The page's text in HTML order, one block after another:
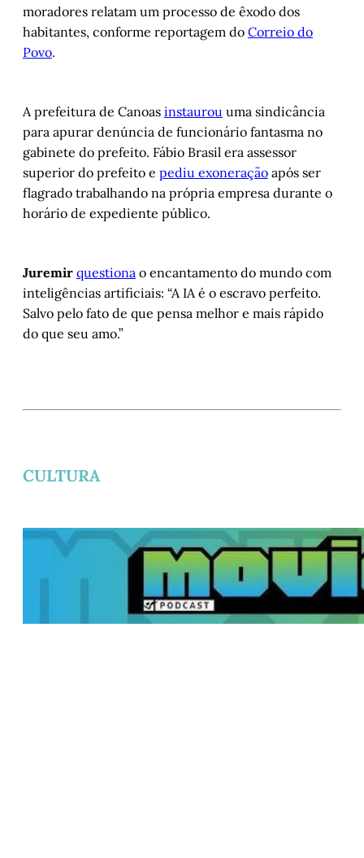
moradores relatam um processo de êxodo dos
habitantes, conforme reportagem do Correio do
Povo.
A prefeitura de Canoas instaurou uma sindicância
para apurar denúncia de funcionário fantasma no
gabinete do prefeito. Fábio Brasil era assessor
superior do prefeito e pediu exoneração após ser
flagrado trabalhando na própria empresa durante o
horário de expediente público.
Juremir questiona o encantamento do mundo com
inteligências artificiais: “A IA é o escravo perfeito.
Salvo pelo fato de que pensa melhor e mais rápido
do que seu amo.”
CULTURA